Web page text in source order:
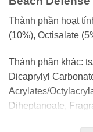
Thành phần hoạt
(10%), Octisalate
Thành phần khác:
Dicaprylyl
Acrylates/
Diheptanoate,